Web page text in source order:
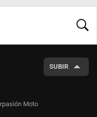
SUBIR
Moto